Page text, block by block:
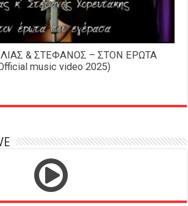
& ΣΤΕΦΑΝΟΣ – ΣΤΟΝ ΕΡΩΤΑ
music video 2025)